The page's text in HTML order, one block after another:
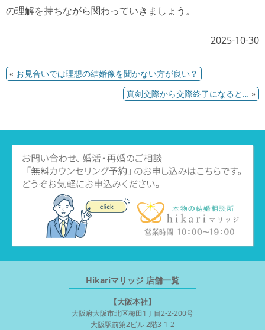
の理解を持ちながら関わっていきましょう。
2025-10-30
« お見合いでは理想の結婚像を聞かない方が良い？
真剣交際から交際終了になると… »
Hikariマリッジ 店舗一覧
【大阪本社】
大阪府大阪市北区梅田1丁目2-2-200号
大阪駅前第2ビル 2階3-1-2